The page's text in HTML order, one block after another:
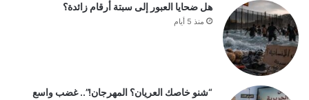
هل ضحايا العبور إلى سبتة أرقام زائدة؟
منذ 5 أيام
“شنو خاصك العريان؟ المهرجان!”.. غضب واسع